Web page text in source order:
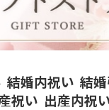
結婚内祝い 結
祝い 出産内祝